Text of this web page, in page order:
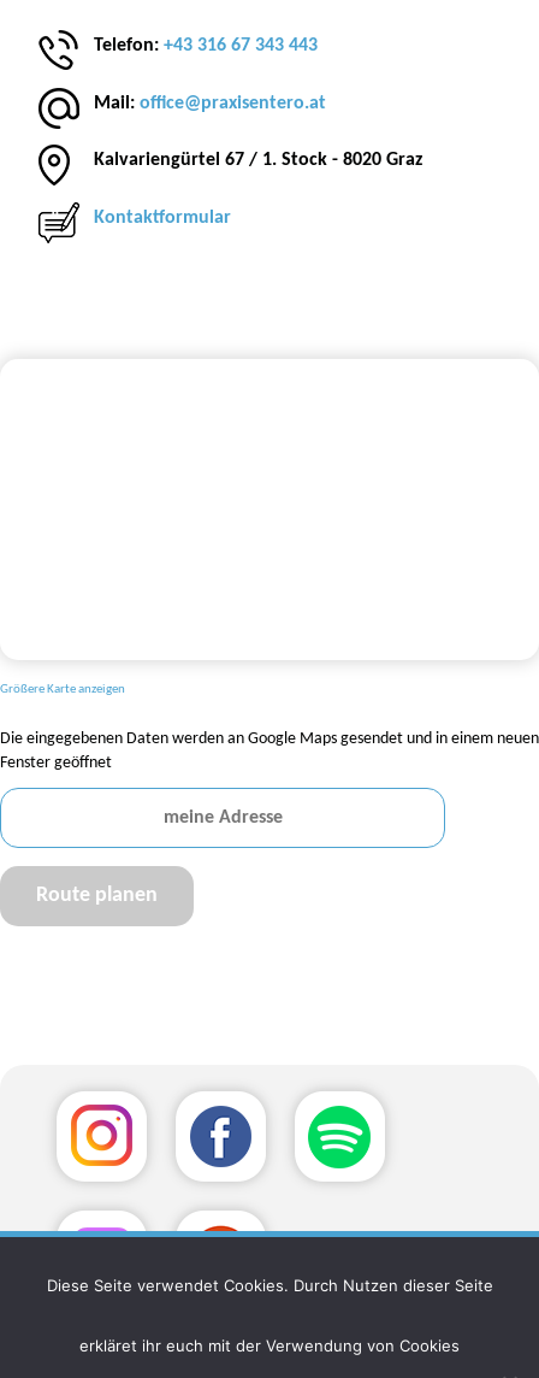
Telefon: +43 316 67 343 443
Mail: office@praxisentero.at
Kalvariengürtel 67 / 1. Stock - 8020 Graz
Kontaktformular
Größere Karte anzeigen
Die eingegebenen Daten werden an Google Maps gesendet und in einem neuen
Fenster geöffnet
Diese Seite verwendet Cookies. Durch Nutzen dieser Seite
erkläret ihr euch mit der Verwendung von Cookies